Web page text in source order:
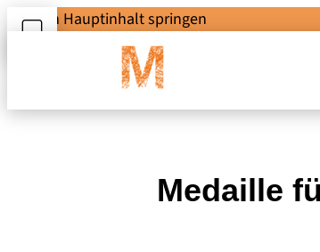
Zum Hauptinhalt springen
Medaille